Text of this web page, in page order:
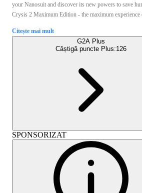
your Nanosuit and discover its new powers to save
Crysis 2 Maximum Edition - the maximum experience
Citește mai mult
G2A Plus
Câștigă puncte Plus:126
SPONSORIZAT